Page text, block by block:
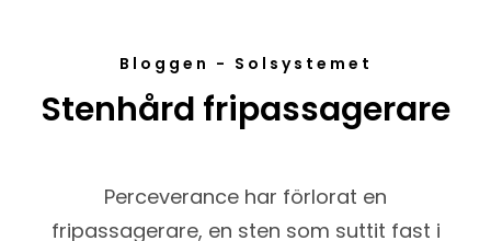
Bloggen - Solsystemet
Stenhård fripassagerare
Perceverance har förlorat en
fripassagerare, en sten som suttit fast i